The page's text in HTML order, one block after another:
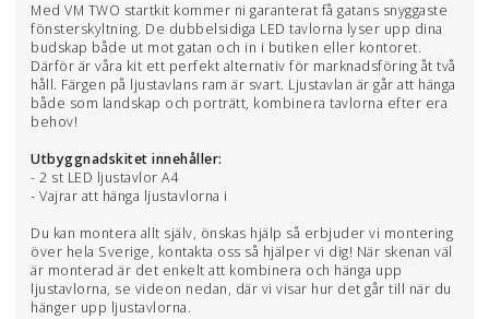
Med VM TWO startkit kommer ni garanterat få gatans snyggaste
fönsterskyltning. De dubbelsidiga LED tavlorna lyser upp dina
budskap både ut mot gatan och in i butiken eller kontoret.
Därför är våra kit ett perfekt alternativ för marknadsföring åt två
håll. Färgen på ljustavlans ram är svart. Ljustavlan är går att hänga
både som landskap och porträtt, kombinera tavlorna efter era
behov!
Utbyggnadskitet innehåller:
- 2 st LED ljustavlor A4
- Vajrar att hänga ljustavlorna i
Du kan montera allt själv, önskas hjälp så erbjuder vi montering
över hela Sverige, kontakta oss så hjälper vi dig! När skenan väl
är monterad är det enkelt att kombinera och hänga upp
ljustavlorna, se videon nedan, där vi visar hur det går till när du
hänger upp ljustavlorna.